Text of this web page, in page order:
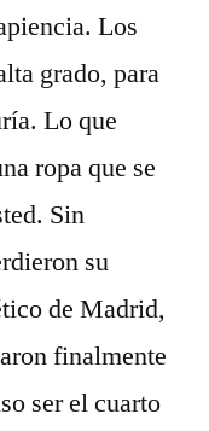
Los
grado, para
Lo que
ropa que se
Sin
su
de Madrid,
finalmente
ser el cuarto